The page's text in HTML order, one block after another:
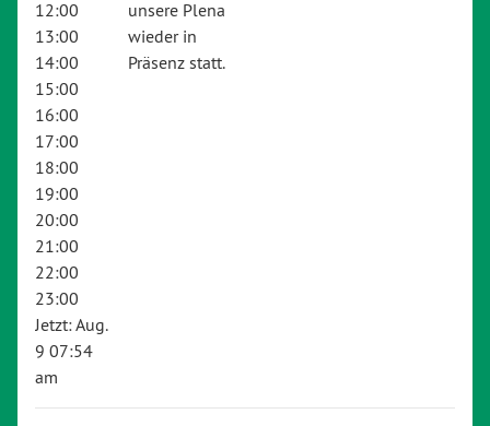
12:00
13:00
14:00
15:00
16:00
17:00
18:00
19:00
20:00
21:00
22:00
23:00
Jetzt: Aug.
9 07:54
am
unsere Plena
wieder in
Präsenz statt.